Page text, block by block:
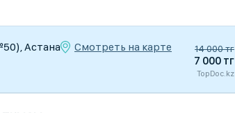
Астана
Смотреть на карте
14 000 тг
7 000 тг
TopDoc.kz